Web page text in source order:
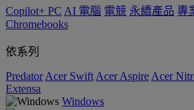
Copilot+ PC AI 電腦 電競 永續產品 專
Chromebooks
依系列
Predator Acer Swift Acer Aspire Acer
Extensa
Windows